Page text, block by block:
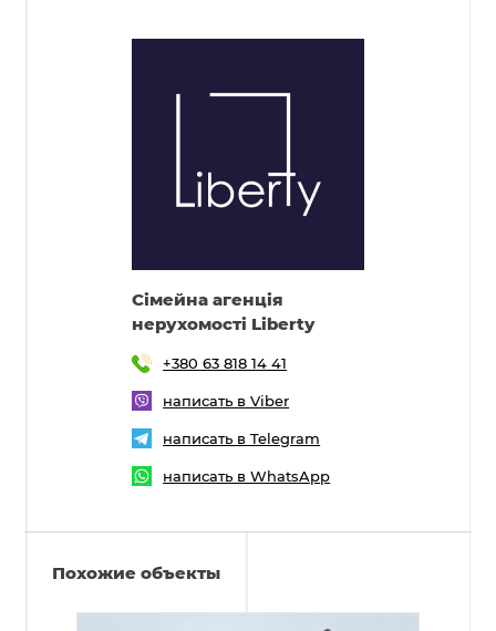
Cімейна агенція
нерухомості Liberty
+380 63 818 14 41
написать в Viber
написать в Telegram
написать в WhatsApp
Похожие объекты